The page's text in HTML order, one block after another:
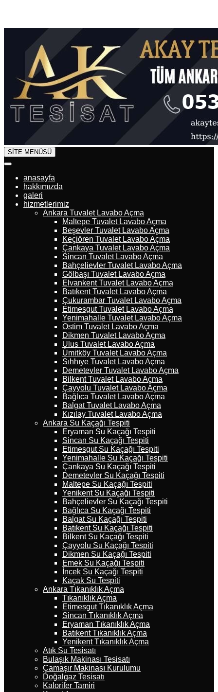
SİTE MENÜSÜ
anasayfa
hakkımızda
galeri
hizmetlerimiz
Ankara Tuvalet Lavabo Açma
Maltepe Tuvalet Lavabo Açma
Beşevler Tuvalet Lavabo Açma
Keçiören Tuvalet Lavabo Açma
Çankaya Tuvalet Lavabo Açma
Sincan Tuvalet Lavabo Açma
Bahçelievler Tuvalet Lavabo Açma
Gölbaşı Tuvalet Lavabo Açma
Elvankent Tuvalet Lavabo Açma
Batıkent Tuvalet Lavabo Açma
Çukurambar Tuvalet Lavabo Açma
Etimesgut Tuvalet Lavabo Açma
Yenimahalle Tuvalet Lavabo Açma
Ostim Tuvalet Lavabo Açma
Dikmen Tuvalet Lavabo Açma
Ulus Tuvalet Lavabo Açma
Ümitköy Tuvalet Lavabo Açma
Sıhhıye Tuvalet Lavabo Açma
Demetevler Tuvalet Lavabo Açma
Bilkent Tuvalet Lavabo Açma
Çayyolu Tuvalet Lavabo Açma
Bağlıca Tuvalet Lavabo Açma
Balgat Tuvalet Lavabo Açma
Kızılay Tuvalet Lavabo Açma
Ankara Su Kaçağı Tespiti
Eryaman Su Kaçağı Tespiti
Sincan Su Kaçağı Tespiti
Etimesgut Su Kaçağı Tespiti
Yenimahalle Su Kaçağı Tespiti
Çankaya Su Kaçağı Tespiti
Demetevler Su Kaçağı Tespiti
Maltepe Su Kaçağı Tespiti
Yenikent Su Kaçağı Tespiti
Bahçelievler Su Kaçağı Tespiti
Bağlıca Su Kaçağı Tespiti
Balgat Su Kaçağı Tespiti
Batıkent Su Kaçağı Tespiti
Bilkent Su Kaçağı Tespiti
Çayyolu Su Kaçağı Tespiti
Dikmen Su Kaçağı Tespiti
Emek Su Kaçağı Tespiti
İncek Su Kaçağı Tespiti
Kaçak Su Tespiti
Ankara Tıkanıklık Açma
Tıkanıklık Açma
Etimesgut Tıkanıklık Açma
Sincan Tıkanıklık Açma
Eryaman Tıkanıklık Açma
Batıkent Tıkanıklık Açma
Yenikent Tıkanıklık Açma
Atık Su Tesisatı
Bulaşık Makinası Tesisatı
Çamaşır Makinası Kurulumu
Doğalgaz Tesisatı
Kalorifer Tamiri